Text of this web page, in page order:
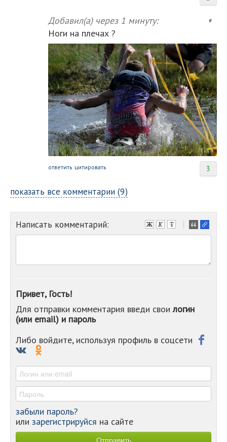
Добавил(а) через 1 минуту: #
Ноги на плечах ?
3
ответить цитировать
показать все комментарии (9)
Написать комментарий:
-
-
-
-
-
Привет, Гость!
Для отправки комментария введи своилогин
(или email) и пароль
Либо войдите, используя профиль в соцсети
забыли пароль?
или зарегистрируйся на сайте